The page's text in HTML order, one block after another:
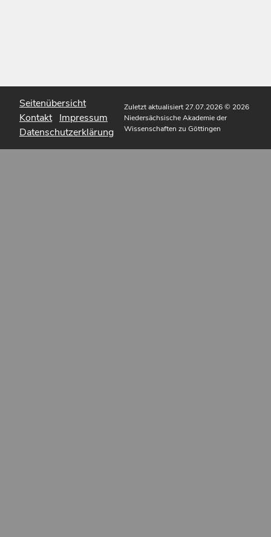
Seitenübersicht
Kontakt Impressum
Datenschutzerklärung
Zuletzt aktualisiert 27.07.2026© 2026
Niedersächsische Akademie der
Wissenschaften zu Göttingen